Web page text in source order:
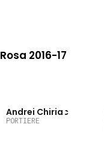
Rosa 2016-17
22
Andrei Chiriac
PORTIERE